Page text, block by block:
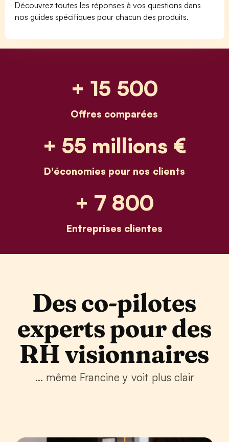
Découvrez toutes les réponses à vos questions dans
nos guides spécifiques pour chacun des produits.
+ 15 500
Offres comparées
+ 55 millions €
D'économies pour nos clients
+ 7 800
Entreprises clientes
Des co-pilotes
experts pour des
RH visionnaires
... même Francine y voit plus clair